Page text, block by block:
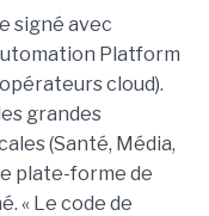
signé avec
Platform
cloud).
grandes
(Santé, Média,
plate-forme de
« Le code de